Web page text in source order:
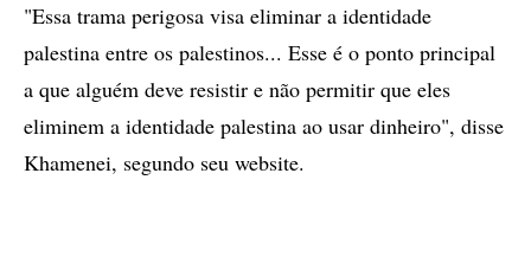
"Essa trama perigosa visa eliminar a identidade
palestina entre os palestinos... Esse é o ponto principal
a que alguém deve resistir e não permitir que eles
eliminem a identidade palestina ao usar dinheiro", disse
Khamenei, segundo seu website.